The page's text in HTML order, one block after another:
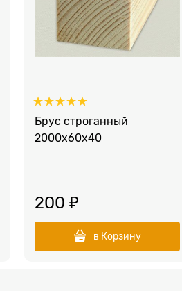
Брус строганный
2000x60х40
200 ₽
в Корзину